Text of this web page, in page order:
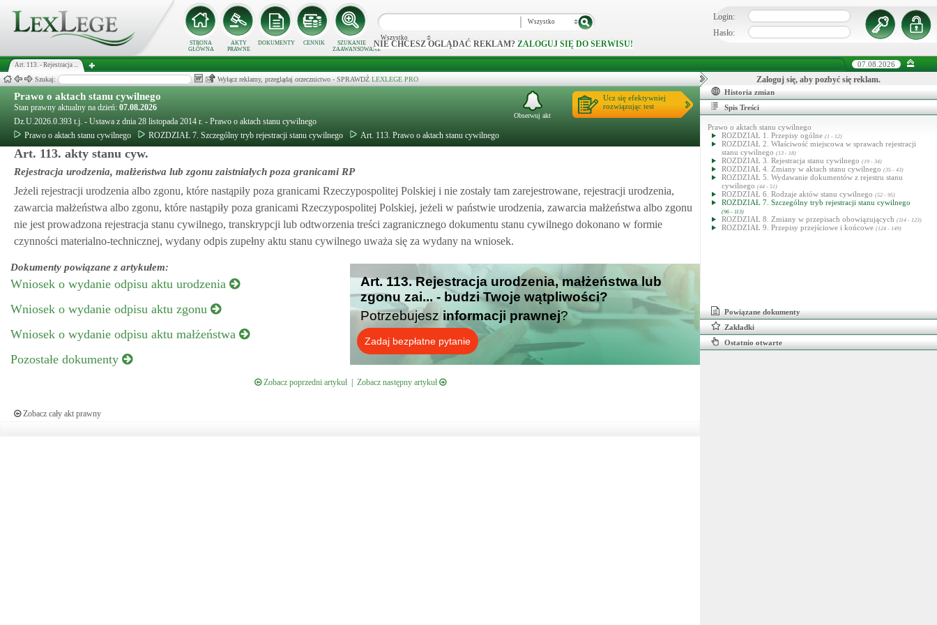
STRONA
GŁÓWNA
AKTY
PRAWNE
DOKUMENTY CENNIK
SZUKANIE
ZAAWANSOWANE
Wszystko
Wszystko
NIE CHCESZ OGLĄDAĆ REKLAM? ZALOGUJ SIĘ DO SERWISU!
Login:
Hasło:
Art. 113. - Rejestracja ... 07.08.2026
Szukaj: Wyłącz reklamy, przeglądaj orzecznictwo - SPRAWDŹ LEXLEGE PRO
Prawo o aktach stanu cywilnego
Stan prawny aktualny na dzień: 07.08.2026
Dz.U.2026.0.393 t.j. - Ustawa z dnia 28 listopada 2014 r. - Prawo o aktach stanu cywilnego
Prawo o aktach stanu cywilnego
ROZDZIAŁ 7. Szczególny tryb rejestracji stanu cywilnego Art. 113. Prawo o aktach stanu cywilnego
Ucz się efektywniej
rozwiązując test
Obserwuj akt
Art. 113. akty stanu cyw.
Rejestracja urodzenia, małżeństwa lub zgonu zaistniałych poza granicami RP
Jeżeli rejestracji urodzenia albo zgonu, które nastąpiły poza granicami Rzeczypospolitej Polskiej i nie zostały tam zarejestrowane, rejestracji urodzenia,
zawarcia małżeństwa albo zgonu, które nastąpiły poza granicami Rzeczypospolitej Polskiej, jeżeli w państwie urodzenia, zawarcia małżeństwa albo zgonu
nie jest prowadzona rejestracja stanu cywilnego, transkrypcji lub odtworzenia treści zagranicznego dokumentu stanu cywilnego dokonano w formie
czynności materialno-technicznej, wydany odpis zupełny aktu stanu cywilnego uważa się za wydany na wniosek.
Dokumenty powiązane z artykułem:
Wniosek o wydanie odpisu aktu urodzenia
Wniosek o wydanie odpisu aktu zgonu
Wniosek o wydanie odpisu aktu małżeństwa
Pozostałe dokumenty
Art. 113. Rejestracja urodzenia, małżeństwa lub
zgonu zai... - budzi Twoje wątpliwości?
Potrzebujesz informacji prawnej?
Zadaj bezpłatne pytanie
Zobacz poprzedni artykuł| Zobacz następny artykuł
Zobacz cały akt prawny
Zaloguj się, aby pozbyć się reklam.
Historia zmian
Spis Treści
Prawo o aktach stanu cywilnego
ROZDZIAŁ 1. Przepisy ogólne (1 - 12)
ROZDZIAŁ 2. Właściwość miejscowa w sprawach rejestracji
stanu cywilnego (13 - 18)
ROZDZIAŁ 3. Rejestracja stanu cywilnego (19 - 34)
ROZDZIAŁ 4. Zmiany w aktach stanu cywilnego (35 - 43)
ROZDZIAŁ 5. Wydawanie dokumentów z rejestru stanu
cywilnego (44 - 51)
ROZDZIAŁ 6. Rodzaje aktów stanu cywilnego (52 - 95)
ROZDZIAŁ 7. Szczególny tryb rejestracji stanu cywilnego
(96 - 113)
ROZDZIAŁ 8. Zmiany w przepisach obowiązujących (114 - 123)
ROZDZIAŁ 9. Przepisy przejściowe i końcowe (124 - 149)
Powiązane dokumenty
Zakładki
Ostatnio otwarte